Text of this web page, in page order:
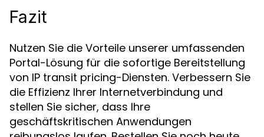
Fazit
Nutzen Sie die Vorteile unserer umfassenden
Portal-Lösung für die sofortige Bereitstellung
von IP transit pricing-Diensten. Verbessern Sie
die Effizienz Ihrer Internetverbindung und
stellen Sie sicher, dass Ihre
geschäftskritischen Anwendungen